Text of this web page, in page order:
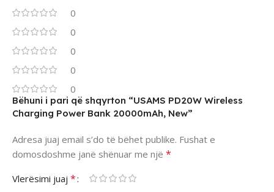
0
0
0
0
0
Bëhuni i pari që shqyrton “USAMS PD20W Wireless
Charging Power Bank 20000mAh, New”
Adresa juaj email s’do të bëhet publike. Fushat e
domosdoshme janë shënuar me një *
Vlerësimi juaj *